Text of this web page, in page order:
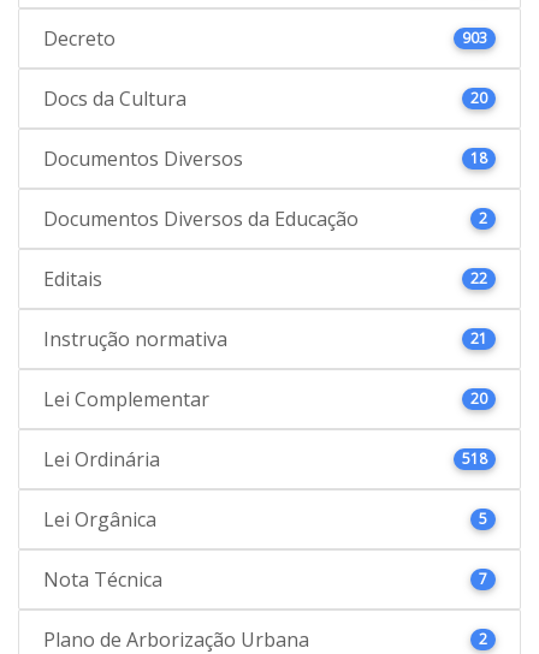
Decreto 903
Docs da Cultura 20
Documentos Diversos 18
Documentos Diversos da Educação 2
Editais 22
Instrução normativa 21
Lei Complementar 20
Lei Ordinária 518
Lei Orgânica 5
Nota Técnica 7
Plano de Arborização Urbana 2